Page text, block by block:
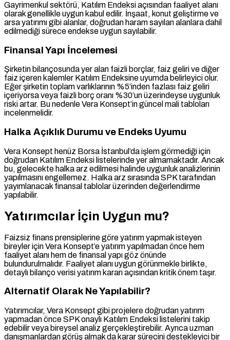
Gayrimenkul sektörü, Katılım Endeksi açısından faaliyet alanı
olarak genellikle uygun kabul edilir. İnşaat, konut geliştirme ve
arsa yatırımı gibi alanlar, doğrudan haram sayılan alanlara dahil
edilmediği sürece endekse uygun sayılabilir.
Finansal Yapı İncelemesi
Şirketin bilançosunda yer alan faizli borçlar, faiz geliri ve diğer
faiz içeren kalemler Katılım Endeksine uyumda belirleyici olur.
Eğer şirketin toplam varlıklarının %5’inden fazlası faiz geliri
içeriyorsa veya faizli borç oranı %30’un üzerindeyse uygunluk
riski artar. Bu nedenle Vera Konsept’in güncel mali tabloları
incelenmelidir.
Halka Açıklık Durumu ve Endeks Uyumu
Vera Konsept henüz Borsa İstanbul’da işlem görmediği için
doğrudan Katılım Endeksi listelerinde yer almamaktadır. Ancak
bu, gelecekte halka arz edilmesi halinde uygunluk analizlerinin
yapılmasını engellemez. Halka arz sırasında SPK tarafından
yayımlanacak finansal tablolar üzerinden değerlendirme
yapılabilir.
Yatırımcılar İçin Uygun mu?
Faizsiz finans prensiplerine göre yatırım yapmak isteyen
bireyler için Vera Konsept’e yatırım yapılmadan önce hem
faaliyet alanı hem de finansal yapı göz önünde
bulundurulmalıdır. Faaliyet alanı uygun görünmekle birlikte,
detaylı bilanço verisi yatırım kararı açısından kritik önem taşır.
Alternatif Olarak Ne Yapılabilir?
Yatırımcılar, Vera Konsept gibi projelere doğrudan yatırım
yapmadan önce SPK onaylı Katılım Endeksi listelerini takip
edebilir veya bireysel analiz gerçekleştirebilir. Ayrıca uzman
danışmanlardan görüş almak da karar sürecini destekleyici bir